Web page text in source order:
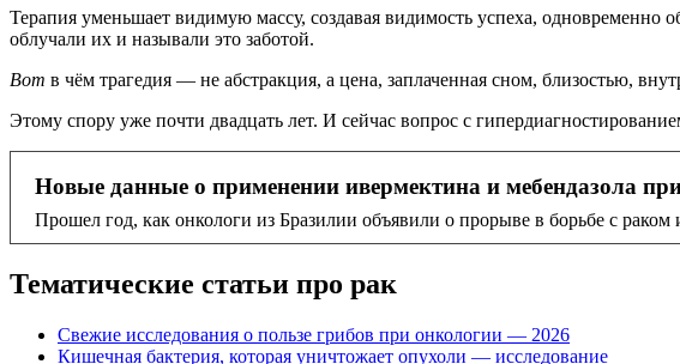
Терапия уменьшает видимую массу, создавая видимость успеха,
облучали их и называли это заботой.
Вот в чём трагедия — не абстракция, а цена, заплаченная сном, близостью,
Этому спору уже почти двадцать лет. И сейчас вопрос с
Новые данные о применении ивермектина и мебендазола
Прошел год, как онкологи из Бразилии объявили о прорыве в борьбе с
Тематические статьи про рак
Свежие исследования о пользе грибов при онкологии — 2026
Кишечная бактерия, которая уничтожает опухоли — исследование